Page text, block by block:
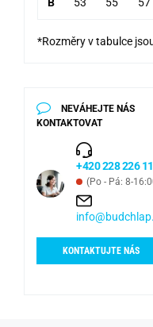
*Rozměry v tabulce
NEVÁHEJTE NÁS
KONTAKTOVAT
+420 228 226
(Po - Pá: 8-
KONTAKTUJTE NÁS